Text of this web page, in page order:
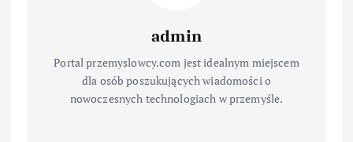
admin
Portal przemyslowcy.com jest idealnym miejscem
dla osób poszukujących wiadomości o
nowoczesnych technologiach w przemyśle.